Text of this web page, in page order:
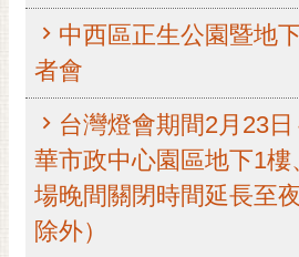
主題服務
市政資訊
市民互動
黃
偉
哲
中西區正生公園暨地
者會
台灣燈會期間2月23
華市政中心園區地下1樓
場晚間關閉時間延長至
除外）